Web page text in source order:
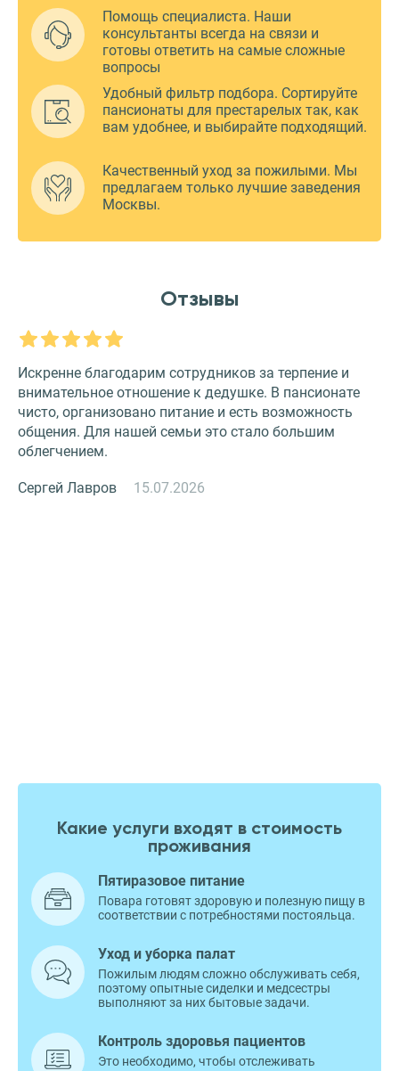
Помощь специалиста. Наши
консультанты всегда на связи и
готовы ответить на самые сложные
вопросы
Удобный фильтр подбора. Сортируйте
пансионаты для престарелых так, как
вам удобнее, и выбирайте подходящий.
Качественный уход за пожилыми. Мы
предлагаем только лучшие заведения
Москвы.
Отзывы
Искренне благодарим сотрудников за терпение и
внимательное отношение к дедушке. В пансионате
чисто, организовано питание и есть возможность
общения. Для нашей семьи это стало большим
облегчением.
Сергей Лавров 15.07.2026
Какие услуги входят в стоимость
проживания
Пятиразовое питание
Повара готовят здоровую и полезную пищу в
соответствии с потребностями постояльца.
Уход и уборка палат
Пожилым людям сложно обслуживать себя,
поэтому опытные сиделки и медсестры
выполняют за них бытовые задачи.
Контроль здоровья пациентов
Это необходимо, чтобы отслеживать